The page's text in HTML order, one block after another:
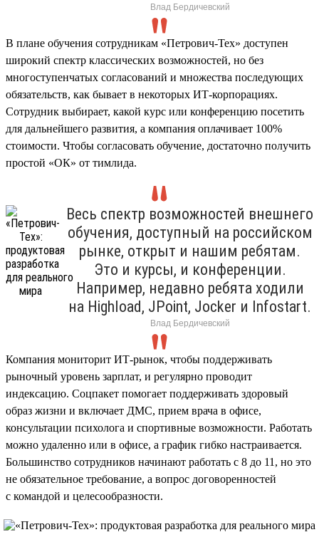
Влад Бердичевский
В плане обучения сотрудникам «Петрович-Тех» доступен
широкий спектр классических возможностей, но без
многоступенчатых согласований и множества последующих
обязательств, как бывает в некоторых ИТ-корпорациях.
Сотрудник выбирает, какой курс или конференцию посетить
для дальнейшего развития, а компания оплачивает 100%
стоимости. Чтобы согласовать обучение, достаточно получить
простой «ОК» от тимлида.
Весь спектр возможностей внешнего
обучения, доступный на российском
рынке, открыт и нашим ребятам.
Это и курсы, и конференции.
Например, недавно ребята ходили
на Highload, JPoint, Jocker и Infostart.
Влад Бердичевский
Компания мониторит ИТ-рынок, чтобы поддерживать
рыночный уровень зарплат, и регулярно проводит
индексацию. Соцпакет помогает поддерживать здоровый
образ жизни и включает ДМС, прием врача в офисе,
консультации психолога и спортивные возможности. Работать
можно удаленно или в офисе, а график гибко настраивается.
Большинство сотрудников начинают работать с 8 до 11, но это
не обязательное требование, а вопрос договоренностей
с командой и целесообразности.